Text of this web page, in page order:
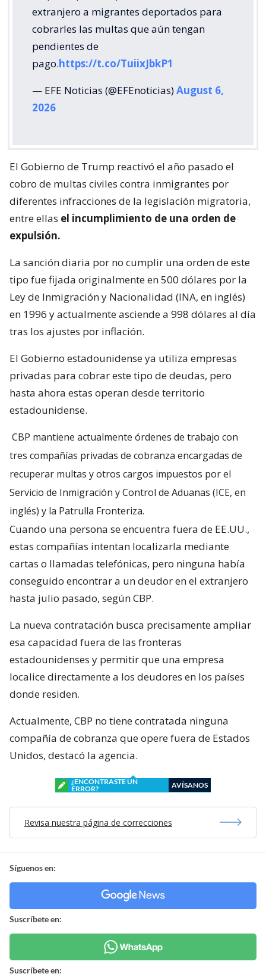
extranjero a migrantes deportados para
cobrarles las multas que aún tengan
pendientes de
pago.https://t.co/TuiixJbkP1
— EFE Noticias (@EFEnoticias)August 6,
2026
El Gobierno de Trump reactivó el año pasado el
cobro de multas civiles contra inmigrantes por
diferentes infracciones de la legislación migratoria,
entre ellas el incumplimiento de una orden de
expulsión.
La sanción diaria por no cumplir una orden de este
tipo fue fijada originalmente en 500 dólares por la
Ley de Inmigración y Nacionalidad (INA, en inglés)
en 1996 y actualmente asciende a 998 dólares al día
tras los ajustes por inflación.
El Gobierno estadounidense ya utiliza empresas
privadas para cobrar este tipo de deudas, pero
hasta ahora estas operan desde territorio
estadounidense.
CBP mantiene actualmente órdenes de trabajo con
tres compañías privadas de cobranza encargadas de
recuperar multas y otros cargos impuestos por el
Servicio de Inmigración y Control de Aduanas (ICE, en
inglés) y la Patrulla Fronteriza.
Cuando una persona se encuentra fuera de EE.UU.,
estas compañías intentan localizarla mediante
cartas o llamadas telefónicas, pero ninguna había
conseguido encontrar a un deudor en el extranjero
hasta julio pasado, según CBP.
La nueva contratación busca precisamente ampliar
esa capacidad fuera de las fronteras
estadounidenses y permitir que una empresa
localice directamente a los deudores en los países
donde residen.
Actualmente, CBP no tiene contratada ninguna
compañía de cobranza que opere fuera de Estados
Unidos, destacó la agencia.
¿ENCONTRASTE UN
ERROR?
AVÍSANOS
Revisa nuestra página de correcciones
Síguenos en:
Suscríbete en:
Suscríbete en: